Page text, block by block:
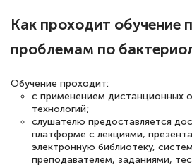
понятно! Проходила
квалификации. Ещё раз -
Елена Петрикс
Знаток города 5 уровня
Как проходит обучение
проблемам по
Обучение проходит:
с применением дистанционных
технологий;
слушателю предоставляется
платформе с лекциями,
электронную библиотеку,
преподавателем, заданиями,